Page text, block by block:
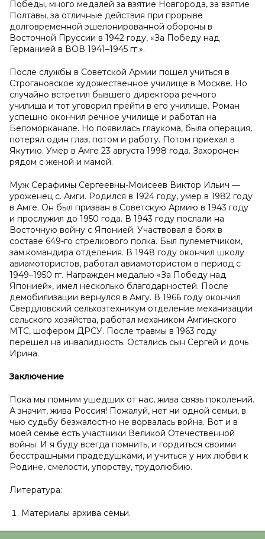
Победы, много медалей за взятие Новгорода, за взятие
Полтавы, за отличные действия при прорыве
долговременной эшелонированной обороны в
Восточной Пруссии в 1942 году, «За Победу над
Германией в ВОВ 1941–1945 гг.».
После службы в Советской Армии пошел учиться в
Строгановское художественное училище в Москве. Но
случайно встретил бывшего директора речного
училища и тот уговорил прейти в его училище. Роман
успешно окончил речное училище и работал на
Беломорканале. Но появилась глаукома, была операция,
потерял один глаз, потом и работу. Потом приехал в
Якутию. Умер в Амге 23 августа 1998 года. Захоронен
рядом с женой и мамой.
Муж Серафимы Сергеевны-Моисеев Виктор Ильич —
уроженец с. Амги. Родился в 1924 году, умер в 1982 году
в Амге. Он был призван в Советскую Армию в 1943 году
и прослужил до 1950 года. В 1943 году послали на
Восточную войну с Японией. Участвовал в боях в
составе 649-го стрелкового полка. Был пулеметчиком,
зам.командира отделения. В 1948 году окончил школу
авиамотористов, работал авиамотористом в период с
1949–1950 гг. Награжден медалью «За Победу над
Японией», имел несколько благодарностей. После
демобилизации вернулся в Амгу. В 1966 году окончил
Свердловский сельхозтехникум отделение механизации
сельского хозяйства, работал механиком Амгинского
МТС, шофером ДРСУ. После травмы в 1963 году
перешел на инвалидность. Остались сын Сергей и дочь
Ирина.
Заключение
Пока мы помним ушедших от нас, жива связь поколений.
А значит, жива Россия! Пожалуй, нет ни одной семьи, в
чью судьбу безжалостно не ворвалась война. Вот и в
моей семье есть участники Великой Отечественной
войны. И я буду всегда помнить, и гордиться своими
бесстрашными прадедушками, и учиться у них любви к
Родине, смелости, упорству, трудолюбию.
Литература:
Материалы архива семьи.